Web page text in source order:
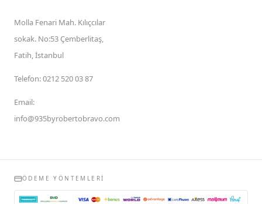
Molla Fenari Mah. Kılıçcılar
sokak. No:53 Çemberlitaş,
Fatih, İstanbul
Telefon:0212 520 03 87
Email:
info@935byrobertobravo.com
ÖDEME YÖNTEMLERI